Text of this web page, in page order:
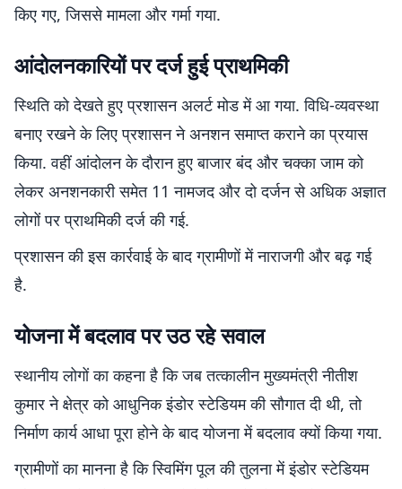
किए गए, जिससे मामला और गर्मा गया.
आंदोलनकारियों पर दर्ज हुई प्राथमिकी
स्थिति को देखते हुए प्रशासन अलर्ट मोड में आ गया. विधि-व्यवस्था
बनाए रखने के लिए प्रशासन ने अनशन समाप्त कराने का प्रयास
किया. वहीं आंदोलन के दौरान हुए बाजार बंद और चक्का जाम को
लेकर अनशनकारी समेत 11 नामजद और दो दर्जन से अधिक अज्ञात
लोगों पर प्राथमिकी दर्ज की गई.
प्रशासन की इस कार्रवाई के बाद ग्रामीणों में नाराजगी और बढ़ गई
है.
योजना में बदलाव पर उठ रहे सवाल
स्थानीय लोगों का कहना है कि जब तत्कालीन मुख्यमंत्री नीतीश
कुमार ने क्षेत्र को आधुनिक इंडोर स्टेडियम की सौगात दी थी, तो
निर्माण कार्य आधा पूरा होने के बाद योजना में बदलाव क्यों किया गया.
ग्रामीणों का मानना है कि स्विमिंग पूल की तुलना में इंडोर स्टेडियम